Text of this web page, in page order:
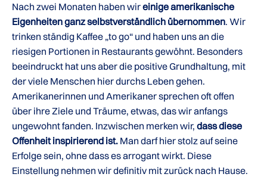
Nach zwei Monaten haben wireinige amerikanische
Eigenheiten ganz selbstverständlich übernommen. Wir
trinken ständig Kaffee „to go“ und haben uns an die
riesigen Portionen in Restaurants gewöhnt. Besonders
beeindruckt hat uns aber die positive Grundhaltung, mit
der viele Menschen hier durchs Leben gehen.
Amerikanerinnen und Amerikaner sprechen oft offen
über ihre Ziele und Träume, etwas, das wir anfangs
ungewohnt fanden. Inzwischen merken wir, dass diese
Offenheit inspirierend ist. Man darf hier stolz auf seine
Erfolge sein, ohne dass es arrogant wirkt. Diese
Einstellung nehmen wir definitiv mit zurück nach Hause.